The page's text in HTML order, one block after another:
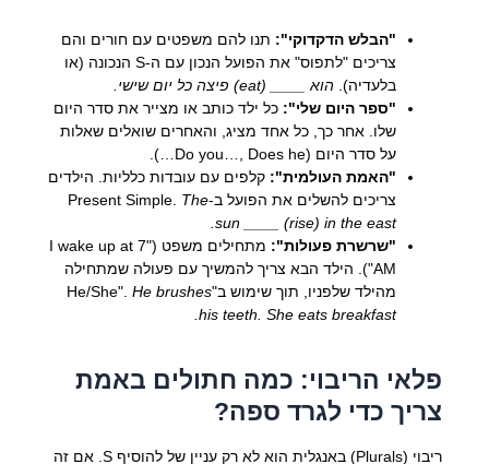
"הבלש הדקדוקי": תנו להם משפטים עם חורים והם
צריכים "לתפוס" את הפועל הנכון עם ה-S הנכונה (או
בלעדיה). הוא ____ (eat) פיצה כל יום שישי.
"ספר היום שלי": כל ילד כותב או מצייר את סדר היום
שלו. אחר כך, כל אחד מציג, והאחרים שואלים שאלות
על סדר היום (Do you…, Does he…).
"האמת העולמית": קלפים עם עובדות כלליות. הילדים
צריכים להשלים את הפועל ב-Present Simple.The
sun ____ (rise) in the east.
"שרשרת פעולות":
מתחילים משפט ("I wake up at 7
AM"). הילד הבא צריך להמשיך עם פעולה שמתחילה
מהילד שלפניו, תוך שימוש ב"He/She".He brushes
his teeth. She eats breakfast.
פלאי הריבוי: כמה חתולים באמת
צריך כדי לגרד ספה?
ריבוי (Plurals) באנגלית הוא לא רק עניין של להוסיף S. אם זה